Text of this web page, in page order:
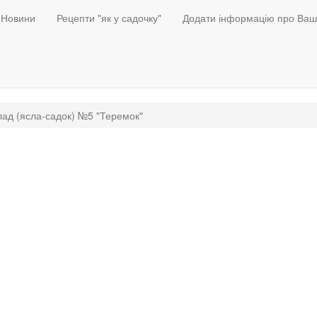
Новини Рецепти "як у садочку" Додати інформацію про
(ясла-садок) №5 "Теремок"